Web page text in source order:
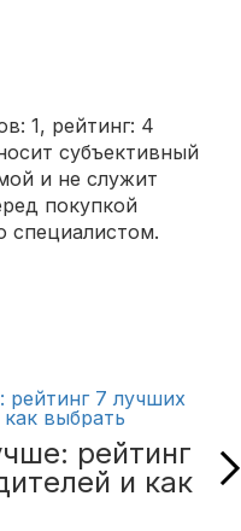
1, рейтинг: 4
субъективный
и не служит
покупкой
специалистом.
рейтинг
и как